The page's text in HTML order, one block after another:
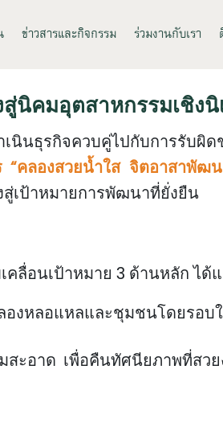
ข่าวสารและกิจกรรม ร่วมงานกับเรา
นิคมอุตสาหกรรมเชิง
นธุรกิจควบคู่ไปกับการรับผิด
“คลองสวยน้ำใส จิตอาสาพัฒ
เป้าหมายการพัฒนาที่ยั่งยืน
ลื่อนเป้าหมาย 3 ด้านหลัก ได้
งหลอแหลและชุมชนโดยรอบ
สะอาด เพื่อคืนทัศนียภาพที่สว